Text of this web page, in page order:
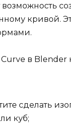
кривой.
в
сделать
куб;